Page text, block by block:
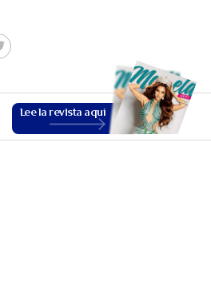
Lee la revista aquí